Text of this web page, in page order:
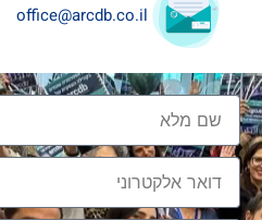
שיתופי פעולה בענף
office@arcdb.co.il